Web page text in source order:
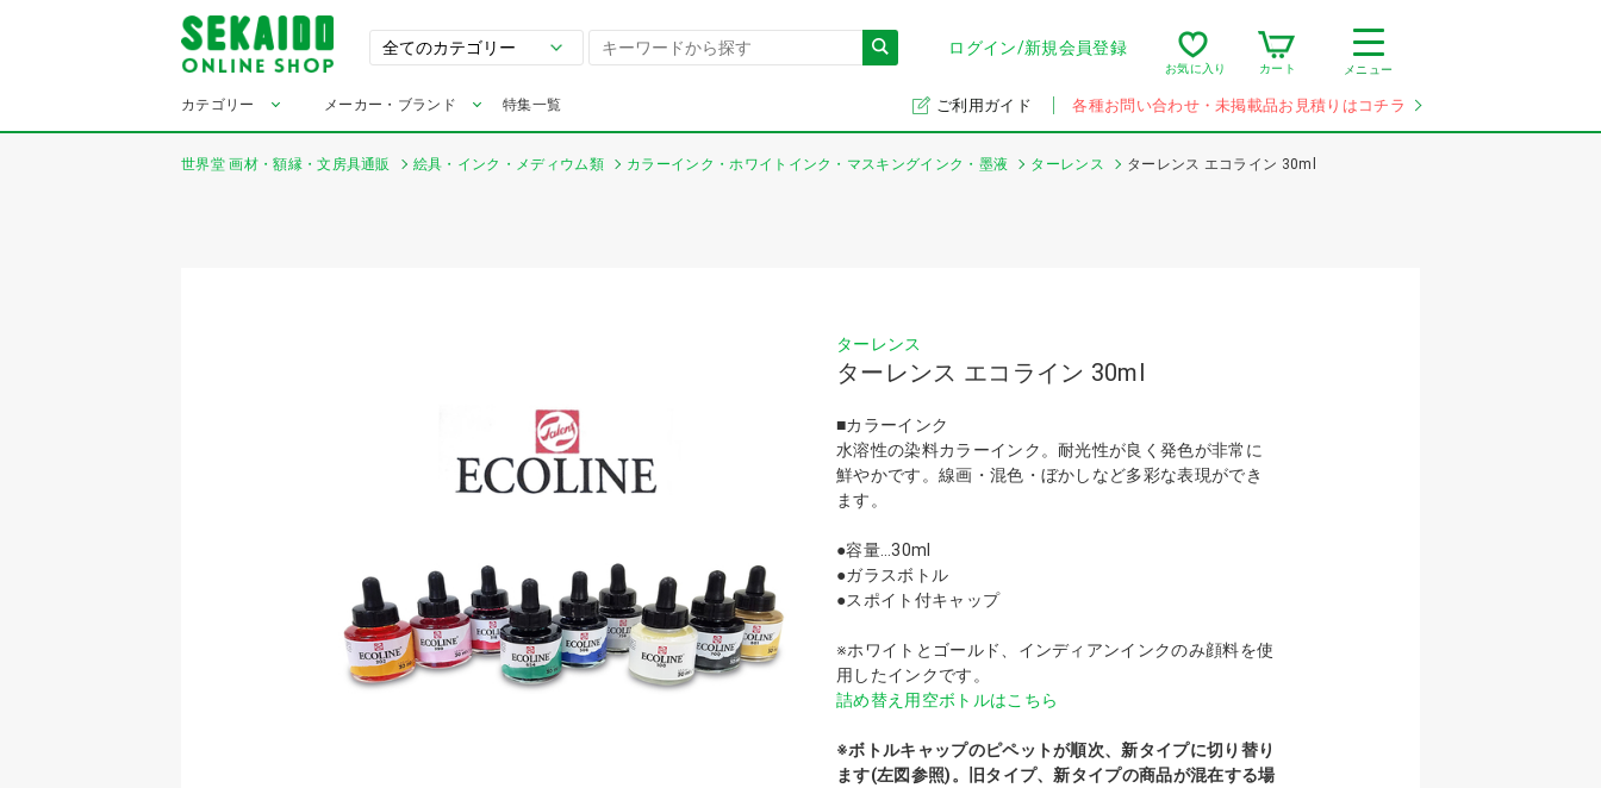
ログイン/新規会員登録
お気に入り カート メニュー
カテゴリー メーカー・ブランド 特集一覧 ご利用ガイド 各種お問い合わせ・未掲載品お見積りはコチラ
世界堂 画材・額縁・文房具通販 絵具・インク・メディウム類 カラーインク・ホワイトインク・マスキングインク・墨液 ターレンス ターレンス エコライン 30ml
ターレンス
ターレンス エコライン 30ml
■カラーインク
水溶性の染料カラーインク。耐光性が良く発色が非常に
鮮やかです。線画・混色・ぼかしなど多彩な表現ができ
ます。
●容量…30ml
●ガラスボトル
●スポイト付キャップ
※ホワイトとゴールド、インディアンインクのみ顔料を使
用したインクです。
詰め替え用空ボトルはこちら
※ボトルキャップのピペットが順次、新タイプに切り替り
ます(左図参照)。旧タイプ、新タイプの商品が混在する場